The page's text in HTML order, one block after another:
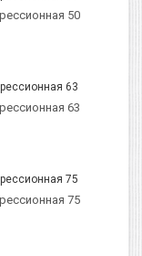
50
63
75